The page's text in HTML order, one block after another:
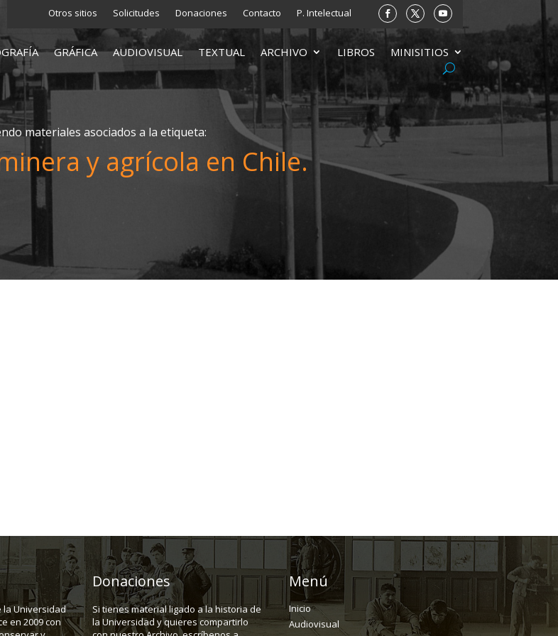
Otros sitios Solicitudes Donaciones Contacto P. Intelectual
GRÁFICA AUDIOVISUAL TEXTUAL ARCHIVO LIBROS MINISITIOS
materiales asociados a la etiqueta:
y agrícola en Chile.
la Universidad
en 2009 con
Donaciones
Si tienes material ligado a la historia de
la Universidad y quieres compartirlo
Menú
Inicio
Audiovisual